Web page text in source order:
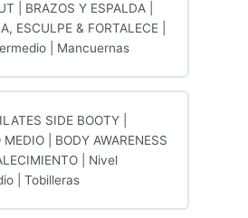
| BRAZOS Y ESPALDA |
ESCULPE & FORTALECE |
| Mancuernas
SIDE BOOTY |
MEDIO | BODY AWARENESS
| Nivel
| Tobilleras